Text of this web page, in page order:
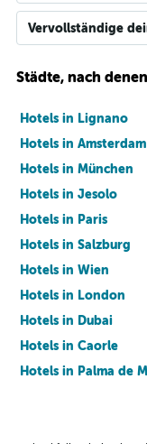
Vervollständige
Städte, nach
Hotels in Lignano
Hotels in Amsterdam
Hotels in München
Hotels in Jesolo
Hotels in Paris
Hotels in Salzburg
Hotels in Wien
Hotels in London
Hotels in Dubai
Hotels in Caorle
Hotels in Palma de